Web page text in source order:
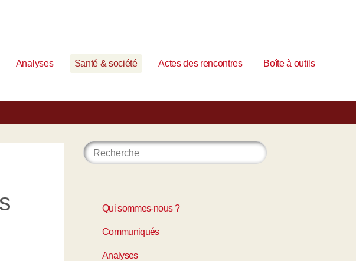
Analyses Santé & société Actes des rencontres
Boîte à outils
Qui sommes-nous ?
Communiqués
Analyses